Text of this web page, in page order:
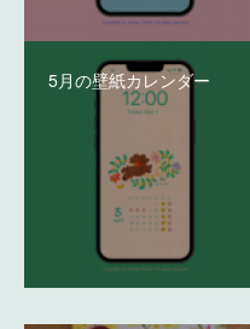
5月の壁紙カレンダー